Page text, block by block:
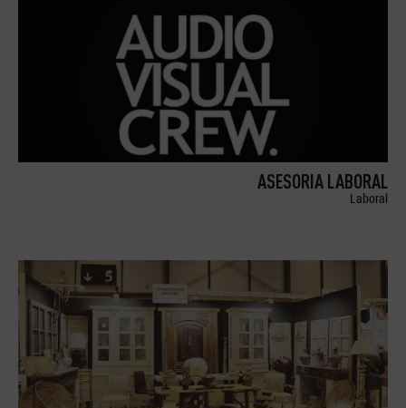
ASESORIA LABORAL
Laboral